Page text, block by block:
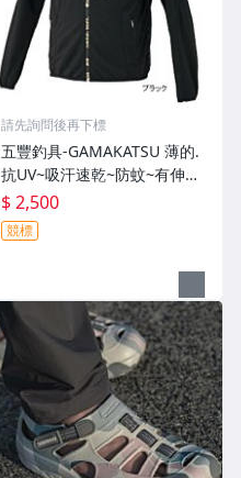
請先詢問後再下標
五豐釣具-GAMAKATSU 薄的.
抗UV~吸汗速乾~防蚊~有伸縮
彈性付帽防曬外套 GM-3547
特價2000元
$ 2,500
競標